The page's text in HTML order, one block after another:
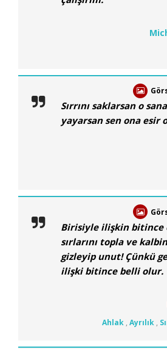
Sırrını saklarsan o
yayarsan sen ona esir
Birisiyle ilişkin bitince
sırlarını topla ve
gizleyip unut! Çünkü
ilişki bitince belli olur.
Ahlak , Ayrılık ,